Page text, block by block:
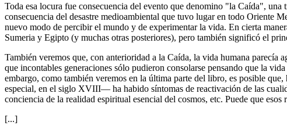
Toda esa locura fue consecuencia del evento que denomino "la Caída",
consecuencia del desastre medioambiental que tuvo lugar en todo Oriente
nuevo modo de percibir el mundo y de experimentar la vida. En cierta
Sumeria y Egipto (y muchas otras posteriores), pero también significó el
También veremos que, con anterioridad a la Caída, la vida humana parecía
que incontables generaciones sólo pudieron consolarse pensando que la
embargo, como también veremos en la última parte del libro, es posible
especial, en el siglo XVIII― ha habido síntomas de reactivación de las
conciencia de la realidad espiritual esencial del cosmos, etc. Puede que
[...]